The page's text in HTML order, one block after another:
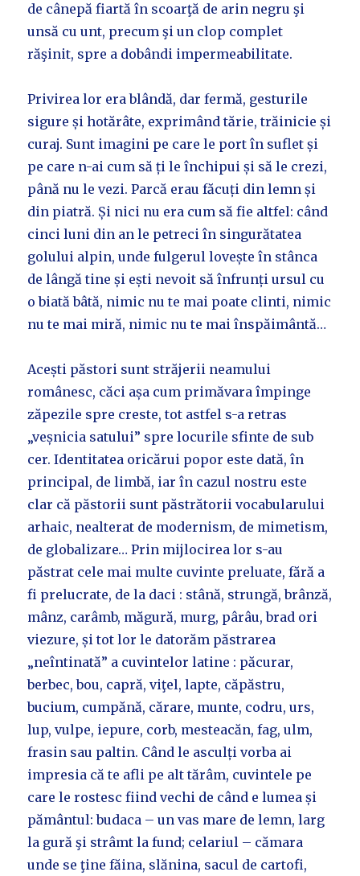
de cânepă fiartă în scoarţă de arin negru şi
unsă cu unt, precum şi un clop complet
răşinit, spre a dobândi impermeabilitate.
Privirea lor era blândă, dar fermă, gesturile
sigure și hotărâte, exprimând tărie, trăinicie și
curaj. Sunt imagini pe care le port în suflet și
pe care n-ai cum să ți le închipui și să le crezi,
până nu le vezi. Parcă erau făcuți din lemn și
din piatră. Și nici nu era cum să fie altfel: când
cinci luni din an le petreci în singurătatea
golului alpin, unde fulgerul lovește în stânca
de lângă tine și ești nevoit să înfrunți ursul cu
o biată bâtă, nimic nu te mai poate clinti, nimic
nu te mai miră, nimic nu te mai înspăimântă…
Acești păstori sunt străjerii neamului
românesc, căci așa cum primăvara împinge
zăpezile spre creste, tot astfel s-a retras
„veșnicia satului” spre locurile sfinte de sub
cer. Identitatea oricărui popor este dată, în
principal, de limbă, iar în cazul nostru este
clar că păstorii sunt păstrătorii vocabularului
arhaic, nealterat de modernism, de mimetism,
de globalizare… Prin mijlocirea lor s-au
păstrat cele mai multe cuvinte preluate, fără a
fi prelucrate, de la daci : stână, strungă, brânză,
mânz, carâmb, măgură, murg, pârâu, brad ori
viezure, și tot lor le datorăm păstrarea
„neîntinată” a cuvintelor latine : păcurar,
berbec, bou, capră, viţel, lapte, căpăstru,
bucium, cumpănă, cărare, munte, codru, urs,
lup, vulpe, iepure, corb, mesteacăn, fag, ulm,
frasin sau paltin. Când le asculți vorba ai
impresia că te afli pe alt tărâm, cuvintele pe
care le rostesc fiind vechi de când e lumea și
pământul: budaca – un vas mare de lemn, larg
la gură şi strâmt la fund; celariul – cămara
unde se ţine făina, slănina, sacul de cartofi,